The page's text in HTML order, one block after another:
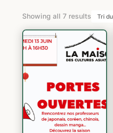
Showing all 7 resultsSorted
latest